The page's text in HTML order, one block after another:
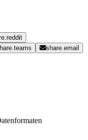
share.email